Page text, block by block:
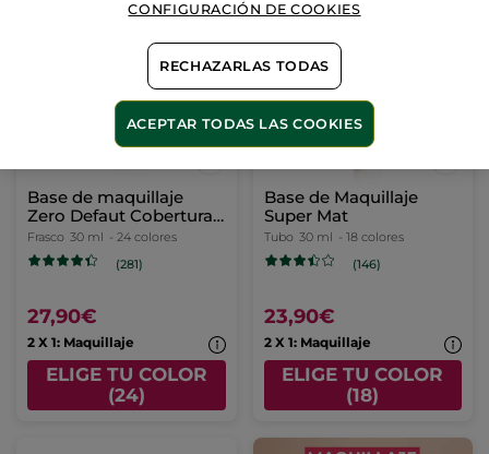
Base de maquillaje
Zero Defaut Cobertura
Impecable, Larga
Duración & Hidratación
24H
Frasco 30 ml - 24 colores
(281)
27,90€
2 X 1: Maquillaje
ELIGE TU COLOR
(24)
Base de Maquillaje
Super Mat
Tubo 30 ml - 18 colores
(146)
23,90€
2 X 1: Maquillaje
ELIGE TU COLOR
(18)
CONFIGURACIÓN DE COOKIES
RECHAZARLAS TODAS
ACEPTAR TODAS LAS COOKIES